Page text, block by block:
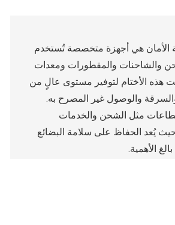
الأمان هي أجهزة متخصصة تُستخدم
والشاحنات والمقطورات ومعدات
هذه الأختام لتوفير مستوى عالٍ من
والوصول غير المصرح به.
مثل الشحن والخدمات
حيث يُعد الحفاظ على سلامة البضائع
الأهمية.
والأصفر والأخضر وألوان أخرى